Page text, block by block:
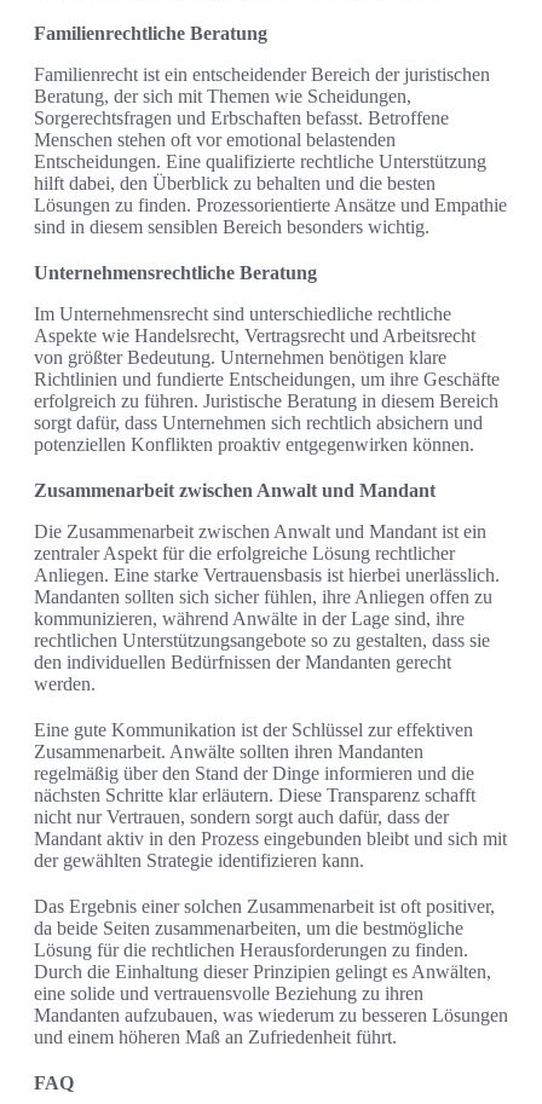
Familienrechtliche Beratung
Familienrecht ist ein entscheidender Bereich der juristischen
Beratung, der sich mit Themen wie Scheidungen,
Sorgerechtsfragen und Erbschaften befasst. Betroffene
Menschen stehen oft vor emotional belastenden
Entscheidungen. Eine qualifizierte rechtliche Unterstützung
hilft dabei, den Überblick zu behalten und die besten
Lösungen zu finden. Prozessorientierte Ansätze und Empathie
sind in diesem sensiblen Bereich besonders wichtig.
Unternehmensrechtliche Beratung
Im Unternehmensrecht sind unterschiedliche rechtliche
Aspekte wie Handelsrecht, Vertragsrecht und Arbeitsrecht
von größter Bedeutung. Unternehmen benötigen klare
Richtlinien und fundierte Entscheidungen, um ihre Geschäfte
erfolgreich zu führen. Juristische Beratung in diesem Bereich
sorgt dafür, dass Unternehmen sich rechtlich absichern und
potenziellen Konflikten proaktiv entgegenwirken können.
Zusammenarbeit zwischen Anwalt und Mandant
Die Zusammenarbeit zwischen Anwalt und Mandant ist ein
zentraler Aspekt für die erfolgreiche Lösung rechtlicher
Anliegen. Eine starke Vertrauensbasis ist hierbei unerlässlich.
Mandanten sollten sich sicher fühlen, ihre Anliegen offen zu
kommunizieren, während Anwälte in der Lage sind, ihre
rechtlichen Unterstützungsangebote so zu gestalten, dass sie
den individuellen Bedürfnissen der Mandanten gerecht
werden.
Eine gute Kommunikation ist der Schlüssel zur effektiven
Zusammenarbeit. Anwälte sollten ihren Mandanten
regelmäßig über den Stand der Dinge informieren und die
nächsten Schritte klar erläutern. Diese Transparenz schafft
nicht nur Vertrauen, sondern sorgt auch dafür, dass der
Mandant aktiv in den Prozess eingebunden bleibt und sich mit
der gewählten Strategie identifizieren kann.
Das Ergebnis einer solchen Zusammenarbeit ist oft positiver,
da beide Seiten zusammenarbeiten, um die bestmögliche
Lösung für die rechtlichen Herausforderungen zu finden.
Durch die Einhaltung dieser Prinzipien gelingt es Anwälten,
eine solide und vertrauensvolle Beziehung zu ihren
Mandanten aufzubauen, was wiederum zu besseren Lösungen
und einem höheren Maß an Zufriedenheit führt.
FAQ